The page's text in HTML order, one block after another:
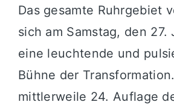
Das gesamte Ruhrgebiet
sich am Samstag, den 27.
eine leuchtende und
Bühne der
mittlerweile 24. Auflage